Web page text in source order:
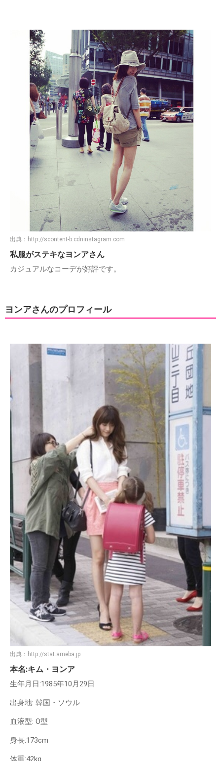
出典： http://scontent-b.cdninstagram.com
私服がステキなヨンアさん
カジュアルなコーデが好評です。
ヨンアさんのプロフィール
出典： http://stat.ameba.jp
本名:キム・ヨンア
生年月日:1985年10月29日
出身地: 韓国・ソウル
血液型: O型
身長:173cm
体重:42kg